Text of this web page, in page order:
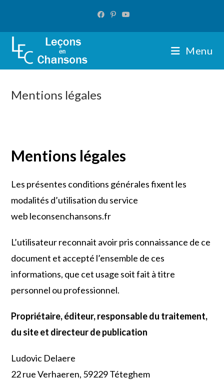
content
Menu
Mentions légales
Mentions légales
Les présentes conditions générales fixent les
modalités d’utilisation du service
web leconsenchansons.fr
L’utilisateur reconnait avoir pris connaissance de ce
document et accepté l’ensemble de ces
informations, que cet usage soit fait à titre
personnel ou professionnel.
Propriétaire, éditeur, responsable du traitement,
du site et directeur de publication
Ludovic Delaere
22 rue Verhaeren, 59229 Téteghem